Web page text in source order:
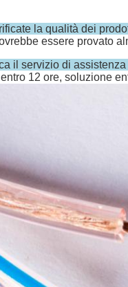
la qualità dei
essere provato
il servizio di
12 ore, soluzione